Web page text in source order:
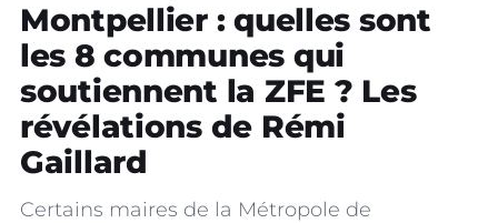
Montpellier : quelles sont
les 8 communes qui
soutiennent la ZFE ? Les
révélations de Rémi
Gaillard
Certains maires de la Métropole de